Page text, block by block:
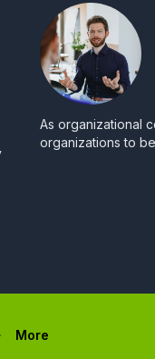
As organizational
organizations to
More